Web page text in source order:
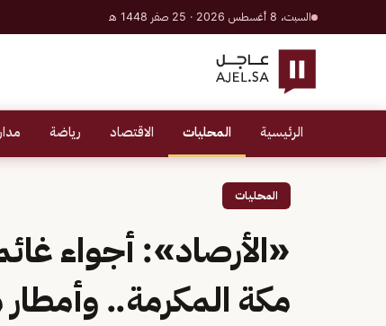
السبت، 8 أغسطس 2026 · 25 صفر 1448 هـ
الرئيسية المحليات الاقتصاد رياضة
المحليات
«الأرصاد»: أجواء
مكة المكرمة..